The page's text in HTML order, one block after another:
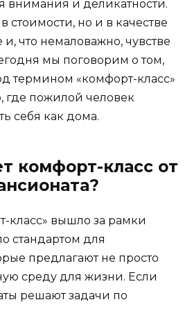
внимания и деликатности.
стоимости, но и в качестве
что немаловажно, чувстве
мы поговорим о том,
термином «комфорт-класс»
где пожилой человек
себя как дома.
комфорт-класс от
класс» вышло за рамки
стандартом для
предлагают не просто
среду для жизни. Если
решают задачи по